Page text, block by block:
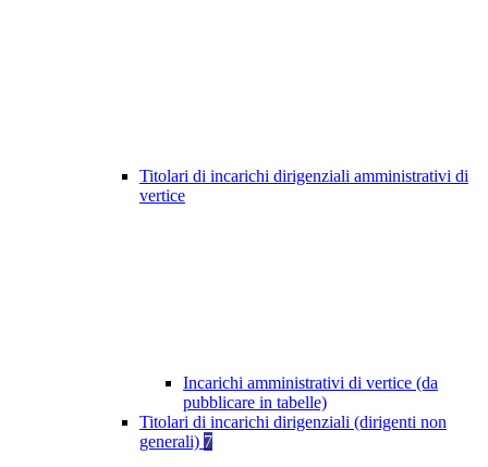
Titolari di incarichi dirigenziali amministrativi di
vertice
Incarichi amministrativi di vertice (da
pubblicare in tabelle)
Titolari di incarichi dirigenziali (dirigenti non
generali) 7